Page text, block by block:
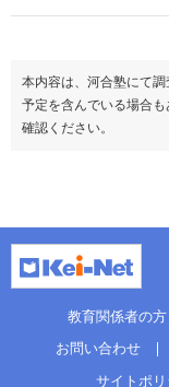
本内容は、河合塾にて
予定を含んでいる場合
確認ください。
教育関係者の方
お問い合わせ
サイトポリ